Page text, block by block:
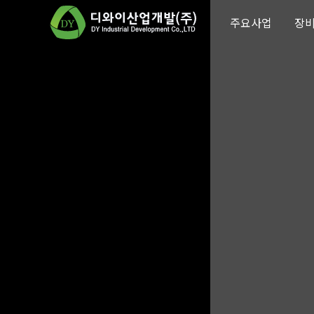
주요사업 장